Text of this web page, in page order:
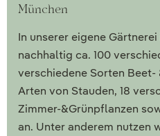
München
In unserer eigene
nachhaltig ca. 100
verschiedene Sorten Beet-
Arten von Stauden, 18
Zimmer-&Grünpflanzen
an. Unter anderem nutzen